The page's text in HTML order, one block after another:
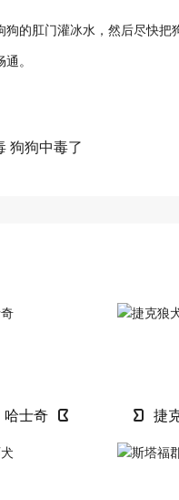
的肛门灌冰水，然后尽快
。
狗狗中毒了
哈士奇 捷